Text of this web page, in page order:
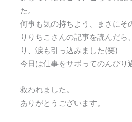
た。
何事も気の持ちよう、まさにそ
りりちこさんの記事を読んだら
り、涙も引っ込みました(笑)
今日は仕事をサボってのんびり
救われました。
ありがとうございます。